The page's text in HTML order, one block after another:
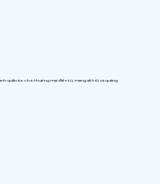
quần áo cho thương mại điện tử, mạng xã hội và quảng